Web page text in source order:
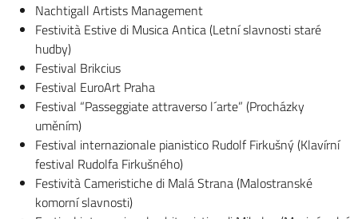
Nachtigall Artists Management
Festività Estive di Musica Antica (Letní slavnosti staré
hudby)
Festival Brikcius
Festival EuroArt Praha
Festival “Passeggiate attraverso l´arte” (Procházky
uměním)
Festival internazionale pianistico Rudolf Firkušný (Klavírní
festival Rudolfa Firkušného)
Festività Cameristiche di Malá Strana (Malostranské
komorní slavnosti)